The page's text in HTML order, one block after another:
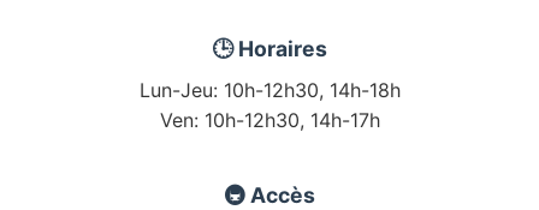
🕒 Horaires
Lun-Jeu: 10h-12h30, 14h-18h
Ven: 10h-12h30, 14h-17h
🚇 Accès